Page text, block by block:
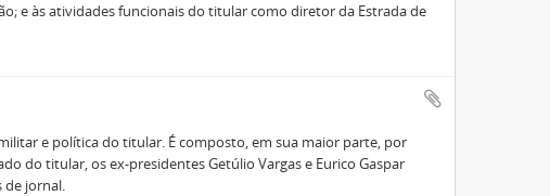
e às atividades funcionais do titular como diretor da Estrada de
e política do titular. É composto, em sua maior parte, por
do titular, os ex-presidentes Getúlio Vargas e Eurico Gaspar
de jornal.